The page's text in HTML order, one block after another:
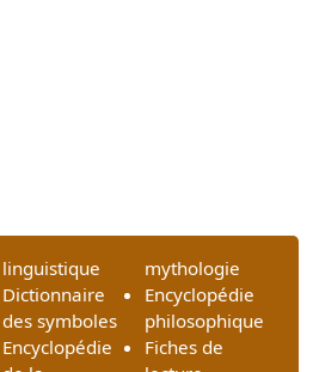
linguistique
Dictionnaire
des symboles
Encyclopédie
mythologie
Encyclopédie
philosophique
Fiches de